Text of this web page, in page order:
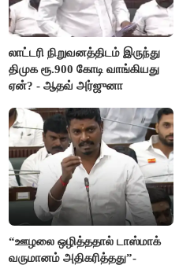
லாட்டரி நிறுவனத்திடம் இருந்து
திமுக ரூ.900 கோடி வாங்கியது
ஏன்? - ஆதவ் அர்ஜுனா
“ஊழலை ஒழித்ததால் டாஸ்மாக்
வருமானம் அதிகரித்தது”-